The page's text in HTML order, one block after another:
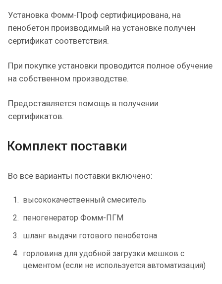
Установка Фомм-Проф сертифицирована, на
пенобетон производимый на установке получен
сертификат соответствия.
При покупке установки проводится полное обучение
на собственном производстве.
Предоставляется помощь в получении
сертификатов.
Комплект поставки
Во все варианты поставки включено:
высококачественный смеситель
пеногенератор Фомм-ПГМ
шланг выдачи готового пенобетона
горловина для удобной загрузки мешков с
цементом (если не используется автоматизация)